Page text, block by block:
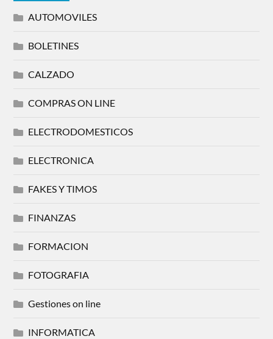
AUTOMOVILES
BOLETINES
CALZADO
COMPRAS ON LINE
ELECTRODOMESTICOS
ELECTRONICA
FAKES Y TIMOS
FINANZAS
FORMACION
FOTOGRAFIA
Gestiones on line
INFORMATICA